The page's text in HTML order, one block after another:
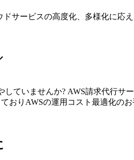
サービスの高度化、多様化に応
していませんか? AWS請求代⾏
おりAWSの運⽤コスト最適化のお